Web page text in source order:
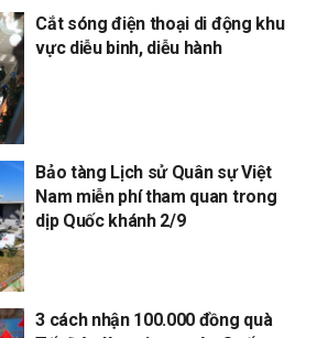
Cắt sóng điện thoại di động khu
vực diễu binh, diễu hành
Bảo tàng Lịch sử Quân sự Việt
Nam miễn phí tham quan trong
dịp Quốc khánh 2/9
3 cách nhận 100.000 đồng quà